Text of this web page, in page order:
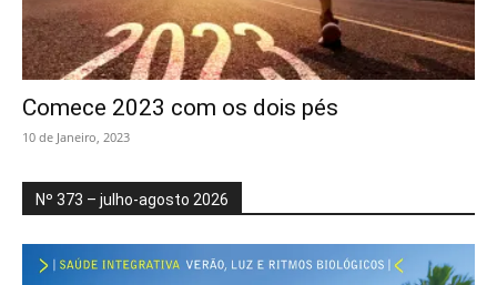
Comece 2023 com os dois pés
10 de Janeiro, 2023
Nº 373 – julho-agosto 2026